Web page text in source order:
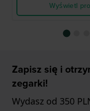
Wyświetl
Zapisz się i
zegarki!
Wydasz od 350